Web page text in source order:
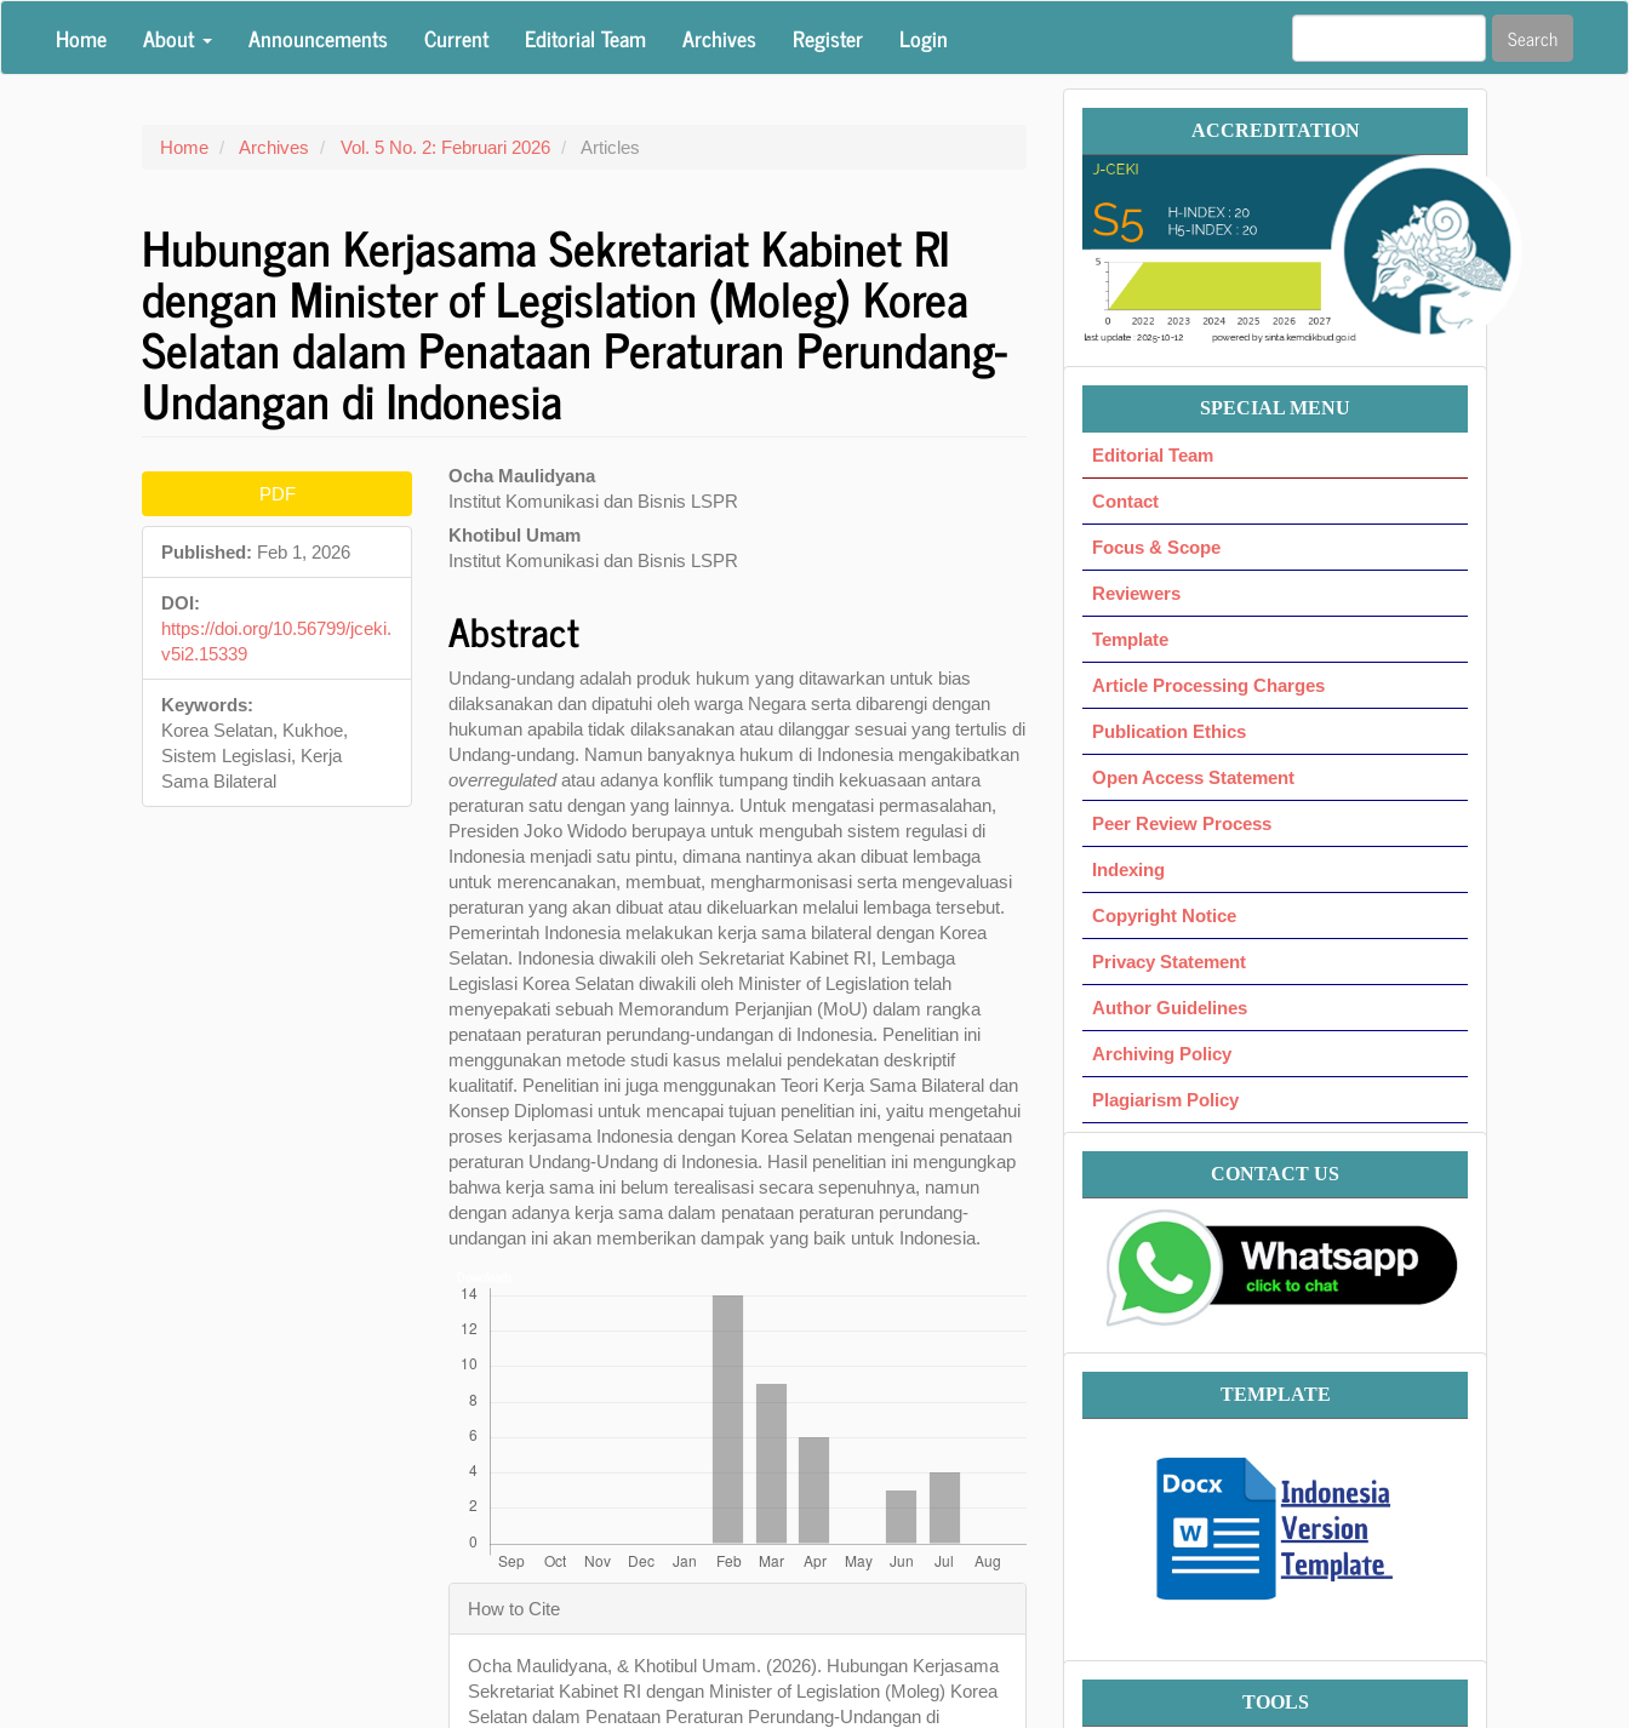
Navigation
Home About Announcements Current Editorial Team Archives Register Login Search
Home Archives Vol. 5 No. 2: Februari 2026 Articles
Hubungan Kerjasama Sekretariat Kabinet RI
dengan Minister of Legislation (Moleg) Korea
Selatan dalam Penataan Peraturan Perundang-
Undangan di Indonesia
Article
Sidebar PDF
Published: Feb 1, 2026
DOI:
https://doi.org/10.56799/jceki.
v5i2.15339
Keywords:
Korea Selatan, Kukhoe,
Sistem Legislasi, Kerja
Sama Bilateral
Main
Article
Content
Ocha Maulidyana
Institut Komunikasi dan Bisnis LSPR
Khotibul Umam
Institut Komunikasi dan Bisnis LSPR
Abstract
Undang-undang adalah produk hukum yang ditawarkan untuk bias
dilaksanakan dan dipatuhi oleh warga Negara serta dibarengi dengan
hukuman apabila tidak dilaksanakan atau dilanggar sesuai yang tertulis di
Undang-undang. Namun banyaknya hukum di Indonesia mengakibatkan
overregulatedatau adanya konflik tumpang tindih kekuasaan antara
peraturan satu dengan yang lainnya. Untuk mengatasi permasalahan,
Presiden Joko Widodo berupaya untuk mengubah sistem regulasi di
Indonesia menjadi satu pintu, dimana nantinya akan dibuat lembaga
untuk merencanakan, membuat, mengharmonisasi serta mengevaluasi
peraturan yang akan dibuat atau dikeluarkan melalui lembaga tersebut.
Pemerintah Indonesia melakukan kerja sama bilateral dengan Korea
Selatan. Indonesia diwakili oleh Sekretariat Kabinet RI, Lembaga
Legislasi Korea Selatan diwakili oleh Minister of Legislation telah
menyepakati sebuah Memorandum Perjanjian (MoU) dalam rangka
penataan peraturan perundang-undangan di Indonesia. Penelitian ini
menggunakan metode studi kasus melalui pendekatan deskriptif
kualitatif. Penelitian ini juga menggunakan Teori Kerja Sama Bilateral dan
Konsep Diplomasi untuk mencapai tujuan penelitian ini, yaitu mengetahui
proses kerjasama Indonesia dengan Korea Selatan mengenai penataan
peraturan Undang-Undang di Indonesia. Hasil penelitian ini mengungkap
bahwa kerja sama ini belum terealisasi secara sepenuhnya, namun
dengan adanya kerja sama dalam penataan peraturan perundang-
undangan ini akan memberikan dampak yang baik untuk Indonesia.
Article
Details
How to Cite
Ocha Maulidyana, & Khotibul Umam. (2026). Hubungan Kerjasama
Sekretariat Kabinet RI dengan Minister of Legislation (Moleg) Korea
Selatan dalam Penataan Peraturan Perundang-Undangan di
Accreditation
ACCREDITATION
Menu
Ok
SPECIAL MENU
Editorial Team
Contact
Focus & Scope
Reviewers
Template
Article Processing Charges
Publication Ethics
Open Access Statement
Peer Review Process
Indexing
Copyright Notice
Privacy Statement
Author Guidelines
Archiving Policy
Plagiarism Policy
Contact CONTACT US
TemplateTEMPLATE
Tools TOOLS